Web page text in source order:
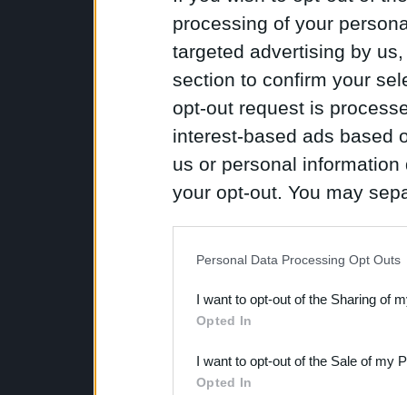
processing of your
targeted advertising by
section to confirm your
opt-out request is
interest-based ads based
us or personal
your opt-out. You may
Downstream Participants
third parties.
Personal Data Processing Opt Outs
I want to opt-out of the Sharing of
Opted In
I want to opt-out of the Sale of my
Opted In